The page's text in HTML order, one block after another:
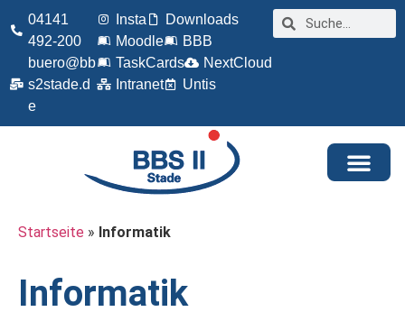
04141
492-200
buero@bb
s2stade.d
e
Insta
Downloads
Moodle
BBB
TaskCards
NextCloud
Intranet
Untis
Startseite » Informatik
Informatik